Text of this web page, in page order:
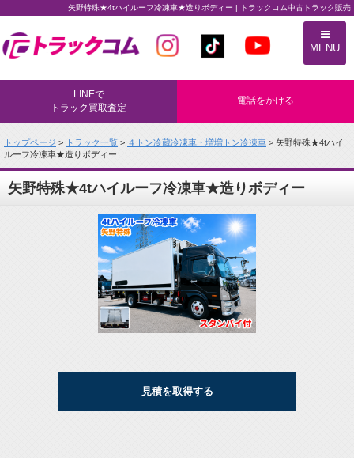
矢野特殊★4tハイルーフ冷凍車★造りボディー | トラックコム中古トラック販売
トラックコム中古トラック販売
MENU
LINEで
トラック買取査定
電話をかける
トップページ > トラック一覧 > ４トン冷蔵冷凍車・増増トン冷凍車 > 矢野特殊★4tハイ
ルーフ冷凍車★造りボディー
矢野特殊★4tハイルーフ冷凍車★造りボディー
見積を取得する